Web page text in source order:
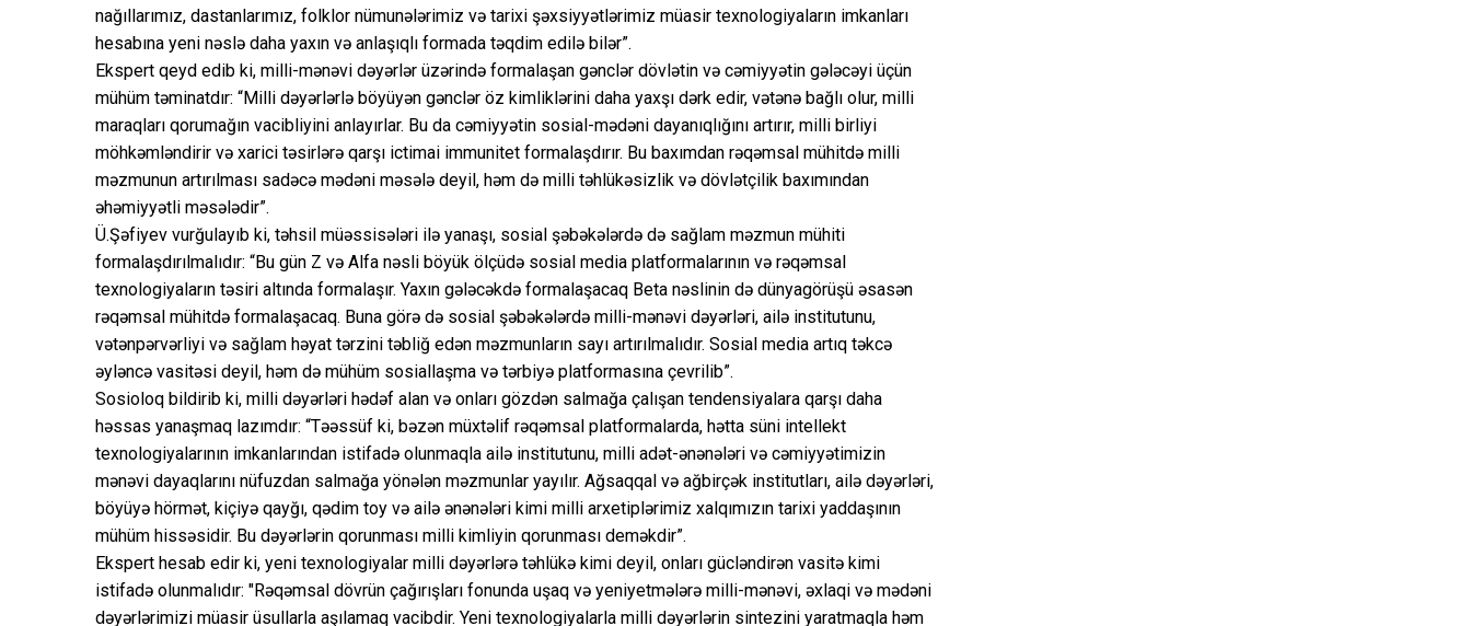
nağıllarımız, dastanlarımız, folklor nümunələrimiz və tarixi şəxsiyyətlərimiz müasir texnologiyaların imkanları
hesabına yeni nəslə daha yaxın və anlaşıqlı formada təqdim edilə bilər”.
Ekspert qeyd edib ki, milli-mənəvi dəyərlər üzərində formalaşan gənclər dövlətin və cəmiyyətin gələcəyi üçün
mühüm təminatdır: “Milli dəyərlərlə böyüyən gənclər öz kimliklərini daha yaxşı dərk edir, vətənə bağlı olur, milli
maraqları qorumağın vacibliyini anlayırlar. Bu da cəmiyyətin sosial-mədəni dayanıqlığını artırır, milli birliyi
möhkəmləndirir və xarici təsirlərə qarşı ictimai immunitet formalaşdırır. Bu baxımdan rəqəmsal mühitdə milli
məzmunun artırılması sadəcə mədəni məsələ deyil, həm də milli təhlükəsizlik və dövlətçilik baxımından
əhəmiyyətli məsələdir”.
Ü.Şəfiyev vurğulayıb ki, təhsil müəssisələri ilə yanaşı, sosial şəbəkələrdə də sağlam məzmun mühiti
formalaşdırılmalıdır: “Bu gün Z və Alfa nəsli böyük ölçüdə sosial media platformalarının və rəqəmsal
texnologiyaların təsiri altında formalaşır. Yaxın gələcəkdə formalaşacaq Beta nəslinin də dünyagörüşü əsasən
rəqəmsal mühitdə formalaşacaq. Buna görə də sosial şəbəkələrdə milli-mənəvi dəyərləri, ailə institutunu,
vətənpərvərliyi və sağlam həyat tərzini təbliğ edən məzmunların sayı artırılmalıdır. Sosial media artıq təkcə
əyləncə vasitəsi deyil, həm də mühüm sosiallaşma və tərbiyə platformasına çevrilib”.
Sosioloq bildirib ki, milli dəyərləri hədəf alan və onları gözdən salmağa çalışan tendensiyalara qarşı daha
həssas yanaşmaq lazımdır: “Təəssüf ki, bəzən müxtəlif rəqəmsal platformalarda, hətta süni intellekt
texnologiyalarının imkanlarından istifadə olunmaqla ailə institutunu, milli adət-ənənələri və cəmiyyətimizin
mənəvi dayaqlarını nüfuzdan salmağa yönələn məzmunlar yayılır. Ağsaqqal və ağbirçək institutları, ailə dəyərləri,
böyüyə hörmət, kiçiyə qayğı, qədim toy və ailə ənənələri kimi milli arxetiplərimiz xalqımızın tarixi yaddaşının
mühüm hissəsidir. Bu dəyərlərin qorunması milli kimliyin qorunması deməkdir”.
Ekspert hesab edir ki, yeni texnologiyalar milli dəyərlərə təhlükə kimi deyil, onları gücləndirən vasitə kimi
istifadə olunmalıdır: "Rəqəmsal dövrün çağırışları fonunda uşaq və yeniyetmələrə milli-mənəvi, əxlaqi və mədəni
dəyərlərimizi müasir üsullarla aşılamaq vacibdir. Yeni texnologiyalarla milli dəyərlərin sintezini yaratmaqla həm